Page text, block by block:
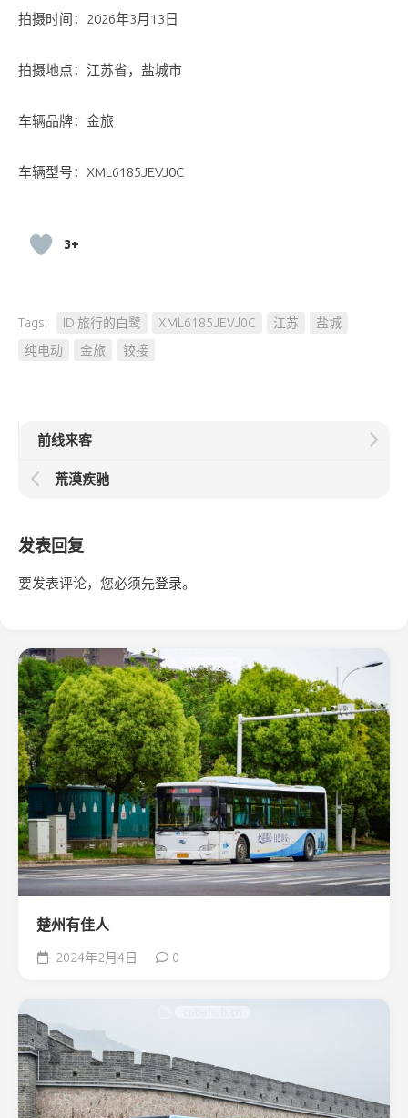
拍摄时间：2026年3月13日
拍摄地点：江苏省，盐城市
车辆品牌：金旅
车辆型号：XML6185JEVJ0C
3+
Tags: ID 旅行的白鹭 XML6185JEVJ0C 江苏
盐城
纯电动
金旅 铰接
前线来客
荒漠疾驰
发表回复
要发表评论，您必须先登录。
楚州有佳人
2024年2月4日 0